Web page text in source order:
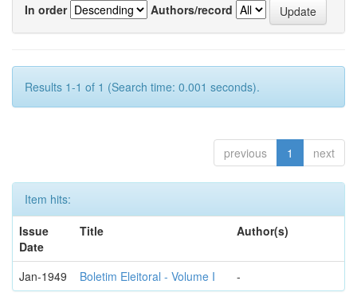
In order
Authors/record
Results 1-1 of 1 (Search time: 0.001 seconds).
previous 1 next
Item hits:
Issue
Date
Title Author(s)
Jan-1949 Boletim Eleitoral - Volume I -